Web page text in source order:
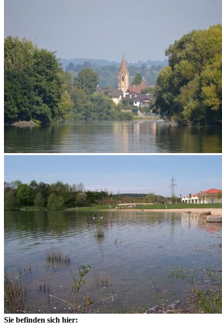
Sie befinden sich hier: